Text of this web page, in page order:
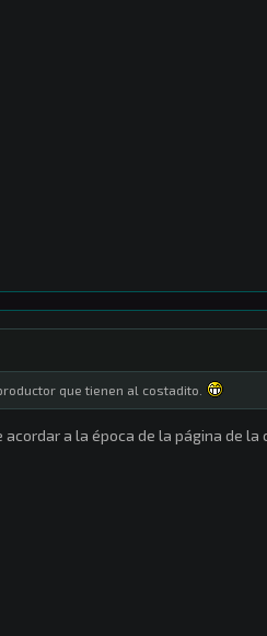
que tienen al costadito.
a la época de la página de la